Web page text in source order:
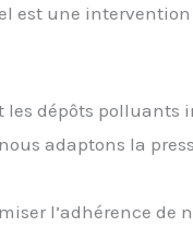
est une
dépôts polluants
adaptons la
l’adhérence de